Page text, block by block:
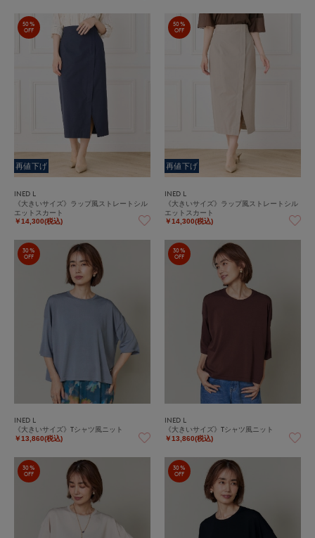
50%
OFF
再値下げ
INED L
《大きいサイズ》ラップ風ストレートシル
エットスカート
￥14,300(税込)
50%
OFF
再値下げ
INED L
《大きいサイズ》ラップ風ストレートシル
エットスカート
￥14,300(税込)
30%
OFF
INED L
《大きいサイズ》Tシャツ風ニット
￥13,860(税込)
30%
OFF
INED L
《大きいサイズ》Tシャツ風ニット
￥13,860(税込)
30%
OFF
30%
OFF